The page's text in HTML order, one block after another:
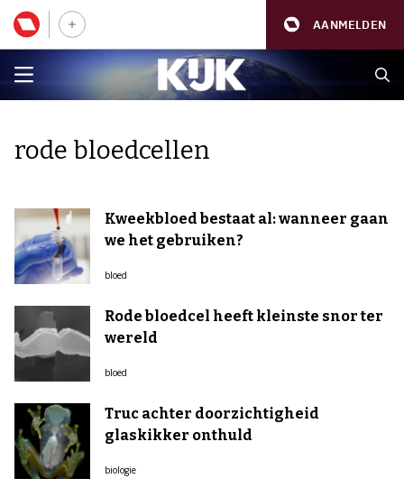
AANMELDEN
rode bloedcellen
Kweekbloed bestaat al: wanneer gaan
we het gebruiken?
bloed
Rode bloedcel heeft kleinste snor ter
wereld
bloed
Truc achter doorzichtigheid
glaskikker onthuld
biologie